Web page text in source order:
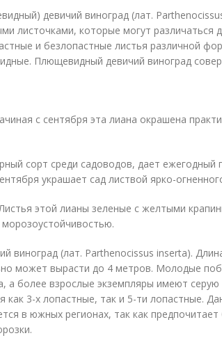
девичий виноград (лат.
листочками, которые могут различаться
и безлопастные листья различной
Плющевидный девичий виноград
с сентября эта лиана окрашена
сорт среди садоводов, дает ежегодный
украшает сад листвой ярко-
этой лианы зеленые с желтыми
виноград (лат. Parthenocissus inserta).
может вырасти до 4 метров. Молодые
а более взрослые экземпляры имеют серую
как 3-х лопастные, так и 5-ти лопастные.
в южных регионах, так как